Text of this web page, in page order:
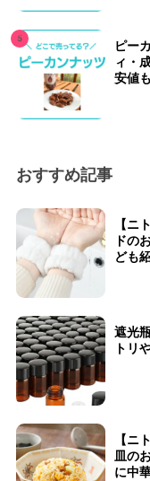
ピー
ィ・
安値
おすすめ記事
【ニ
ドの
ども
遮光
トリ
【
皿の
に中